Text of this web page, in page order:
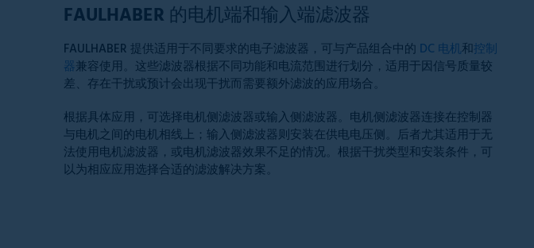
FAULHABER 的电机端和输入端滤波器
FAULHABER 提供适用于不同要求的电子滤波器，可与产品组合中的 DC 电机和控制
器兼容使用。这些滤波器根据不同功能和电流范围进行划分，适用于因信号质量较
差、存在干扰或预计会出现干扰而需要额外滤波的应用场合。
根据具体应用，可选择电机侧滤波器或输入侧滤波器。电机侧滤波器连接在控制器
与电机之间的电机相线上；输入侧滤波器则安装在供电电压侧。后者尤其适用于无
法使用电机滤波器，或电机滤波器效果不足的情况。根据干扰类型和安装条件，可
以为相应应用选择合适的滤波解决方案。